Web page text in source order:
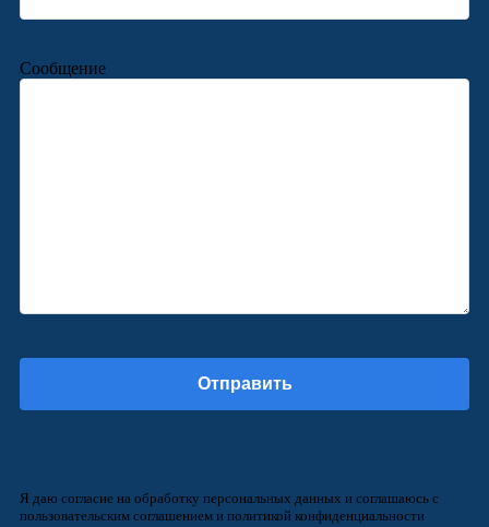
Сообщение
Я даю согласие на обработку персональных данных и соглашаюсь с
пользовательским соглашением и политикой конфиденциальности